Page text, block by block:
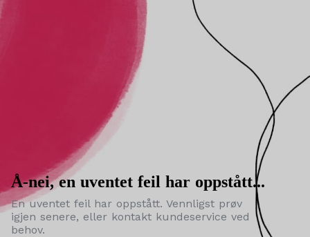
Å-nei, en uventet feil har oppstått...
En uventet feil har oppstått. Vennligst prøv
igjen senere, eller kontakt kundeservice ved
behov.